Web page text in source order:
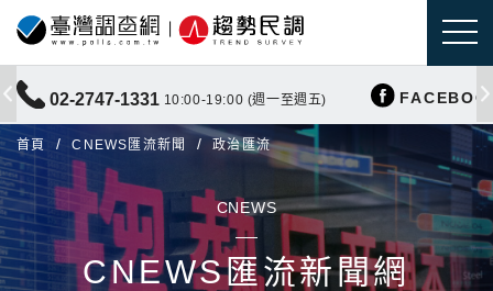
02-2747-1331 10:00-19:00 (週一至週五)
首頁 CNEWS匯流新聞 政治匯流
CNEWS
CNEWS匯流新聞網